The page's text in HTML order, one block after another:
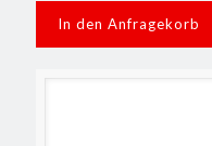
In den Anfragekorb